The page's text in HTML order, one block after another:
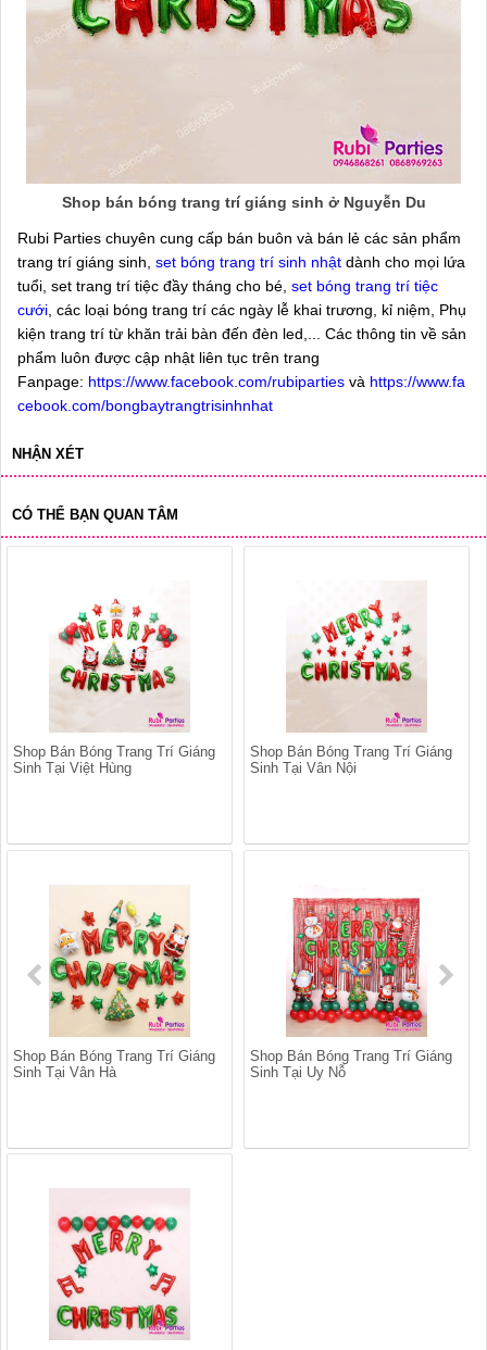
Shop bán bóng trang trí giáng sinh ở Nguyễn Du
Rubi Parties chuyên cung cấp bán buôn và bán lẻ các sản phẩm
trang trí giáng sinh, set bóng trang trí sinh nhật dành cho mọi lứa
tuổi, set trang trí tiệc đầy tháng cho bé, set bóng trang trí tiệc
cưới , các loại bóng trang trí các ngày lễ khai trương, kỉ niệm, Phụ
kiện trang trí từ khăn trải bàn đến đèn led,... Các thông tin về sản
phẩm luôn được cập nhật liên tục trên trang
Fanpage: https://www.facebook.com/rubiparties và https://www.fa
cebook.com/bongbaytrangtrisinhnhat
NHẬN XÉT
CÓ THỂ BẠN QUAN TÂM
Shop Bán Bóng Trang Trí Giáng
Sinh Tại Việt Hùng
Shop Bán Bóng Trang Trí Giáng
Sinh Tại Vân Nội
Shop Bán Bóng Trang Trí Giáng
Sinh Tại Vân Hà
Shop Bán Bóng Trang Trí Giáng
Sinh Tại Uy Nỗ